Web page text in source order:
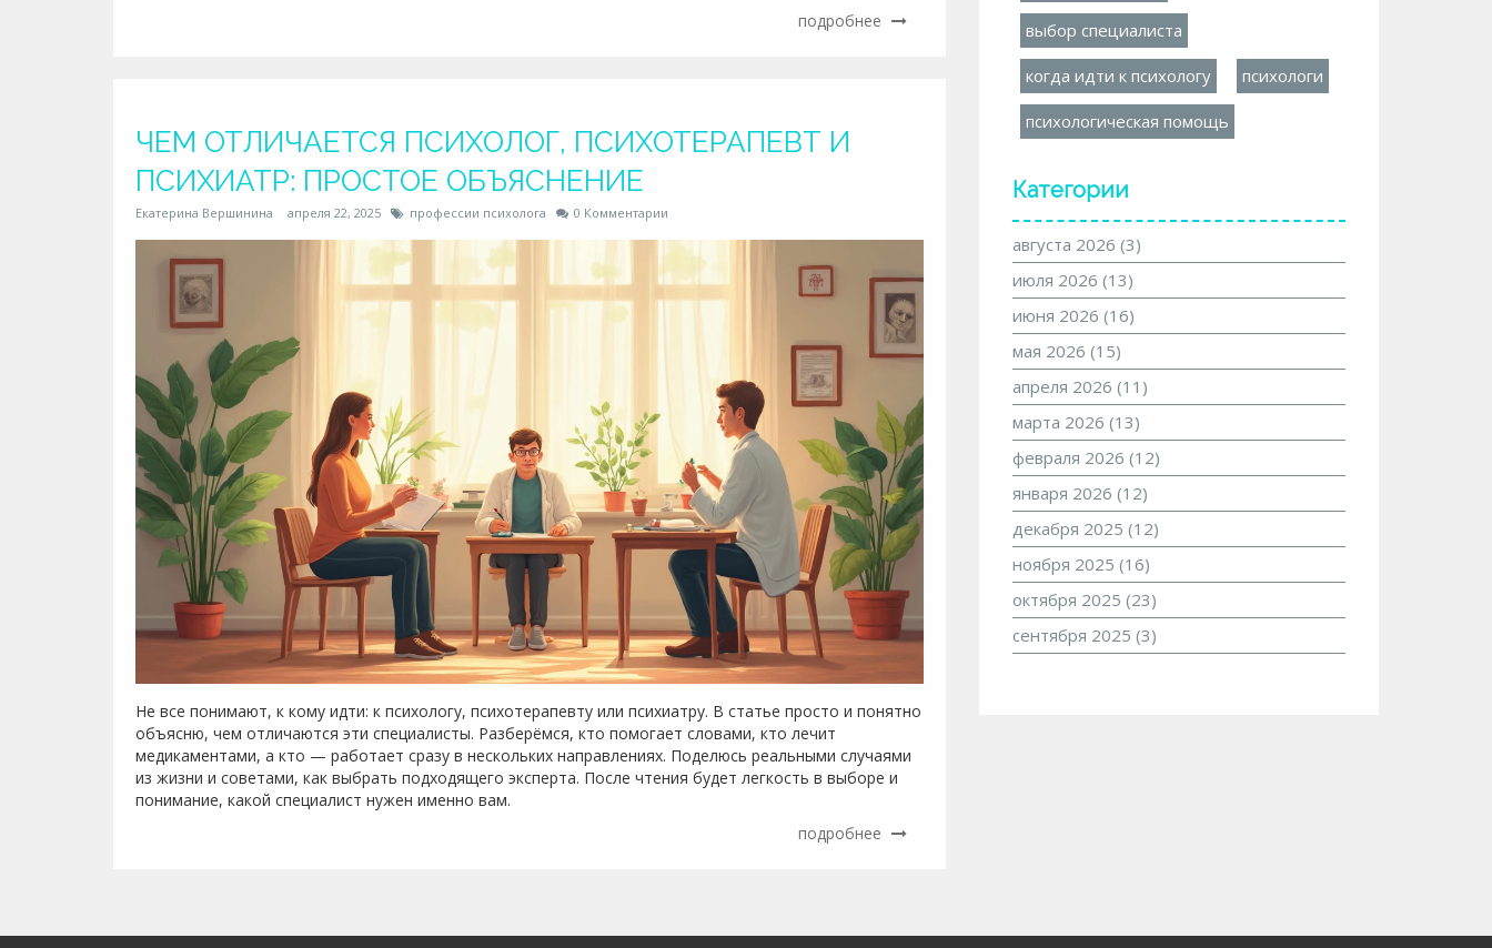
подробнее
ЧЕМ ОТЛИЧАЕТСЯ ПСИХОЛОГ, ПСИХОТЕРАПЕВТ И
ПСИХИАТР: ПРОСТОЕ ОБЪЯСНЕНИЕ
Екатерина Вершинина апреля 22, 2025 профессии психолога 0 Комментарии
Не все понимают, к кому идти: к психологу, психотерапевту или психиатру. В статье просто и понятно
объясню, чем отличаются эти специалисты. Разберёмся, кто помогает словами, кто лечит
медикаментами, а кто — работает сразу в нескольких направлениях. Поделюсь реальными случаями
из жизни и советами, как выбрать подходящего эксперта. После чтения будет легкость в выборе и
понимание, какой специалист нужен именно вам.
подробнее
выбор специалиста
когда идти к психологу психологи
психологическая помощь
Категории
августа 2026 (3)
июля 2026 (13)
июня 2026 (16)
мая 2026 (15)
апреля 2026 (11)
марта 2026 (13)
февраля 2026 (12)
января 2026 (12)
декабря 2025 (12)
ноября 2025 (16)
октября 2025 (23)
сентября 2025 (3)